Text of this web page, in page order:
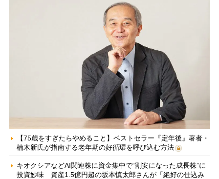
【75歳をすぎたらやめること】ベストセラー『定年後』著者・
楠木新氏が指南する老年期の好循環を呼び込む方法
キオクシアなどAI関連株に資金集中で“割安になった成長株”に
投資妙味 資産1.5億円超の坂本慎太郎さんが「絶好の仕込み